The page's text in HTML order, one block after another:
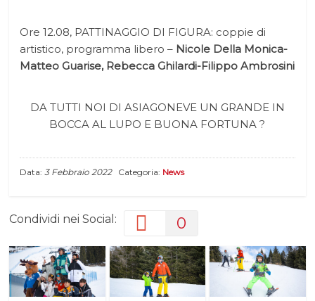
Ore 12.08, PATTINAGGIO DI FIGURA: coppie di
artistico, programma libero – Nicole Della Monica-
Matteo Guarise, Rebecca Ghilardi-Filippo Ambrosini
DA TUTTI NOI DI ASIAGONEVE UN GRANDE IN
BOCCA AL LUPO E BUONA FORTUNA ?
Data:3 Febbraio 2022Categoria: News
Condividi nei Social: 0